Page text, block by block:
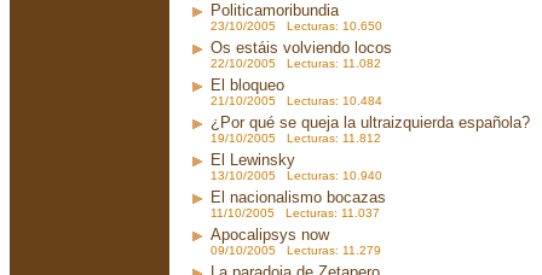
Politicamoribundia
23/10/2005 Lecturas: 10.650
Os estáis volviendo locos
22/10/2005 Lecturas: 11.082
El bloqueo
21/10/2005 Lecturas: 10.484
¿Por qué se queja la ultraizquierda española?
19/10/2005 Lecturas: 11.812
El Lewinsky
13/10/2005 Lecturas: 10.940
El nacionalismo bocazas
11/10/2005 Lecturas: 11.037
Apocalipsys now
09/10/2005 Lecturas: 11.279